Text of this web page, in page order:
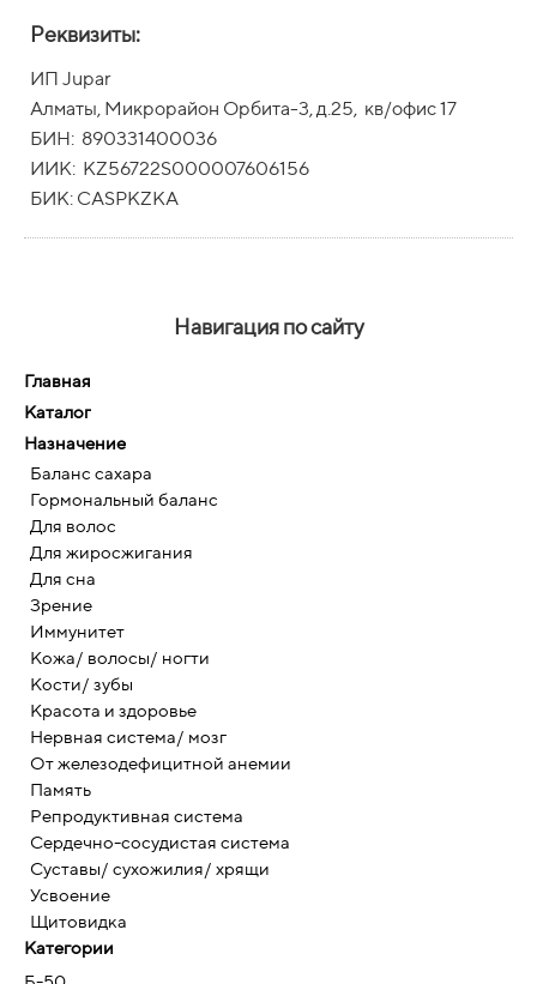
Реквизиты:
ИП Jupar
Алматы, Микрорайон Орбита-3, д.25, кв/офис 17
БИН: 890331400036
ИИК: KZ56722S000007606156
БИК: CASPKZKA
Навигация по сайту
Главная
Каталог
Назначение
Баланс сахара
Гормональный баланс
Для волос
Для жиросжигания
Для сна
Зрение
Иммунитет
Кожа/ волосы/ ногти
Кости/ зубы
Красота и здоровье
Нервная система/ мозг
От железодефицитной анемии
Память
Репродуктивная система
Сердечно-сосудистая система
Суставы/ сухожилия/ хрящи
Усвоение
Щитовидка
Категории